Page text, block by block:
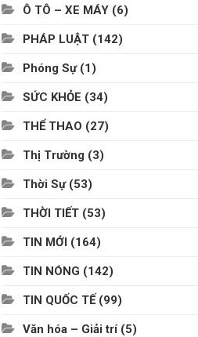
Ô TÔ – XE MÁY (6)
PHÁP LUẬT (142)
Phóng Sự(1)
SỨC KHỎE (34)
THỂ THAO (27)
Thị Trường (3)
Thời Sự(53)
THỜI TIẾT (53)
TIN MỚI (164)
TIN NÓNG (142)
TIN QUỐC TẾ (99)
Văn hóa – Giải trí(5)